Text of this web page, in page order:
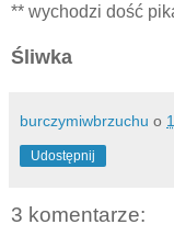
** wychodzi dość
Śliwka
burczymiwbrzuchu o
Udostępnij
3 komentarze: